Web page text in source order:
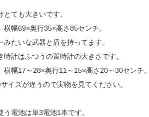
とても大きいです。
横幅69×奥行35×高さ85センチ。
みたいな武器と盾を持ってます。
時計はふつうの置時計の大きさです。
横幅17～28×奥行11～15×高さ20～30センチ。
イズが違うので実物を見てください。
う電池は単3電池1本です。